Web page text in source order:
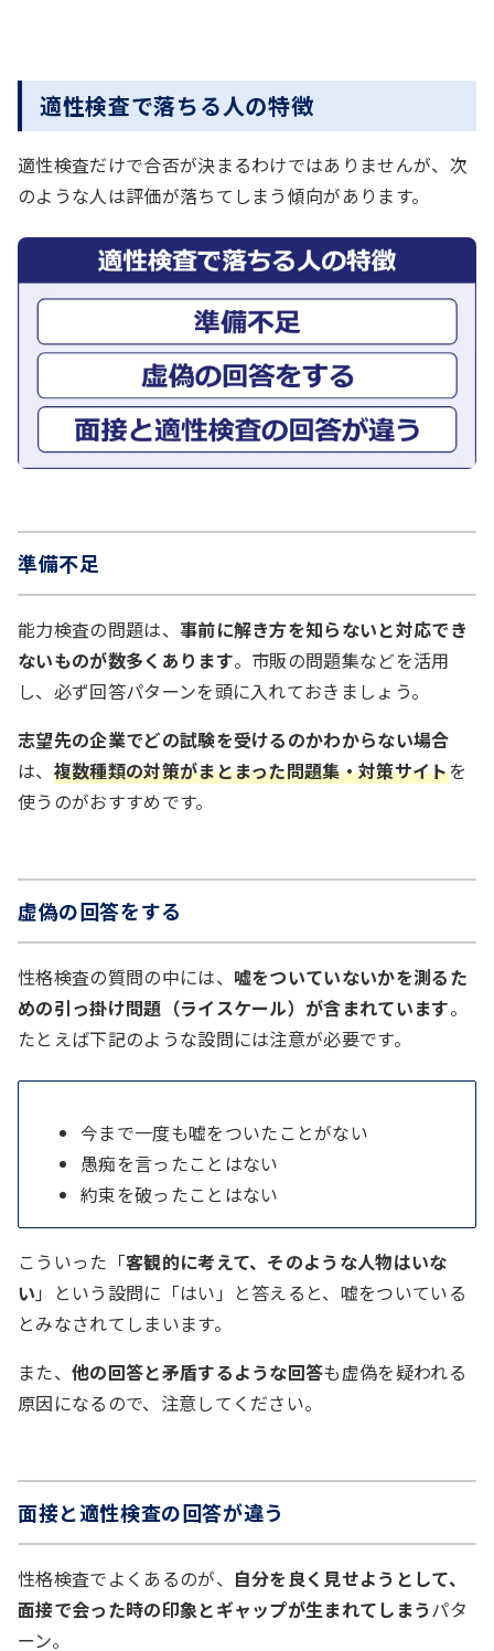
適性検査で落ちる人の特徴
適性検査だけで合否が決まるわけではありませんが、次
のような人は評価が落ちてしまう傾向があります。
準備不足
能力検査の問題は、 事前に解き方を知らないと対応でき
ないものが数多くあります。市販の問題集などを活用
し、必ず回答パターンを頭に入れておきましょう。
志望先の企業でどの試験を受けるのかわからない場合
は、 複数種類の対策がまとまった問題集・対策サイトを
使うのがおすすめです。
虚偽の回答をする
性格検査の質問の中には、 嘘をついていないかを測るた
めの引っ掛け問題（ライスケール）が含まれています。
たとえば下記のような設問には注意が必要です。
今まで一度も嘘をついたことがない
愚痴を言ったことはない
約束を破ったことはない
こういった「客観的に考えて、そのような人物はいな
い 」という設問に「はい」と答えると、嘘をついている
とみなされてしまいます。
また、 他の回答と矛盾するような回答も虚偽を疑われる
原因になるので、注意してください。
面接と適性検査の回答が違う
性格検査でよくあるのが、 自分を良く見せようとして、
面接で会った時の印象とギャップが生まれてしまう パタ
ーン。